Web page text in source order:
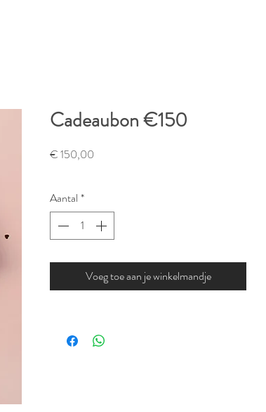
Cadeaubon €150
€ 150,00
Aantal *
Voeg toe aan je winkelmandje